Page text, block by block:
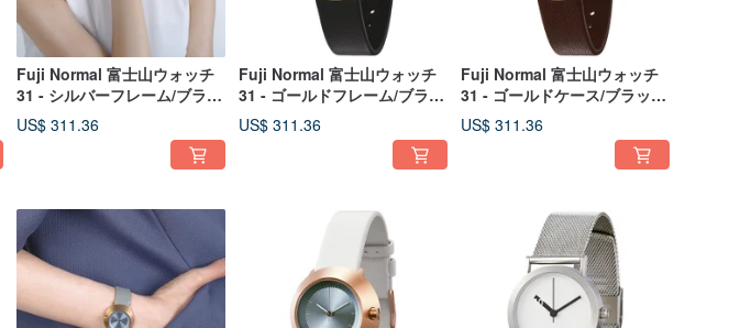
Fuji Normal 富士山ウォッチ
31 - シルバーフレーム/ブラッ
ク針/ホワイト本革カーフレザ
ーストラップ
US$ 311.36
Fuji Normal 富士山ウォッチ
31 - ゴールドフレーム/ブラッ
ク針/ブラック本革カーフスト
ラップ
US$ 311.36
Fuji Normal 富士山ウォッチ
31 - ゴールドケース/ブラック
針/ブラウン本革カーフストラ
ップ
US$ 311.36